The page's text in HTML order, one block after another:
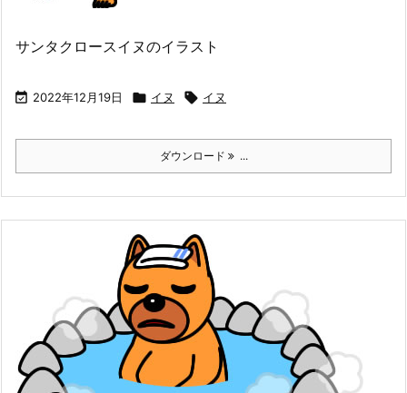
サンタクロースイヌのイラスト
 2022年12月19日  イヌ  イヌ
ダウンロード ...